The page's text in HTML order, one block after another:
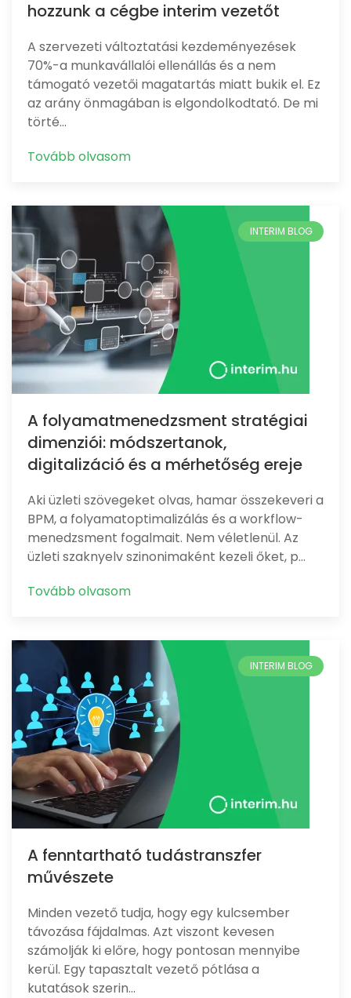
hozzunk a cégbe interim vezetőt
A szervezeti változtatási kezdeményezések
70%-a munkavállalói ellenállás és a nem
támogató vezetői magatartás miatt bukik el. Ez
az arány önmagában is elgondolkodtató. De mi
törté…
Tovább olvasom
A folyamatmenedzsment stratégiai
dimenziói: módszertanok,
digitalizáció és a mérhetőség ereje
Aki üzleti szövegeket olvas, hamar összekeveri a
BPM, a folyamatoptimalizálás és a workflow-
menedzsment fogalmait. Nem véletlenül. Az
üzleti szaknyelv szinonimaként kezeli őket, p…
Tovább olvasom
A fenntartható tudástranszfer
művészete
Minden vezető tudja, hogy egy kulcsember
távozása fájdalmas. Azt viszont kevesen
számolják ki előre, hogy pontosan mennyibe
kerül. Egy tapasztalt vezető pótlása a
kutatások szerin…